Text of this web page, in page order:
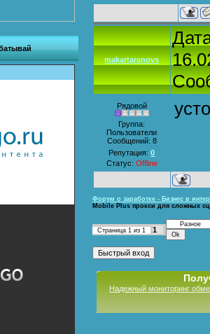
makartaranovs
Рядовой
Группа:
Пользователи
Сообщений: 8
Репутация:0
Статус: Offline
Форум о заработке - Бизнес в
Mobile Plus прокси для сложных
Страница 1 из 1 1
Надежный мониторинг